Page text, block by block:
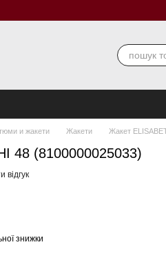
и жакети Жакети Жакет
48 (8100000025033)
відгук
знижки